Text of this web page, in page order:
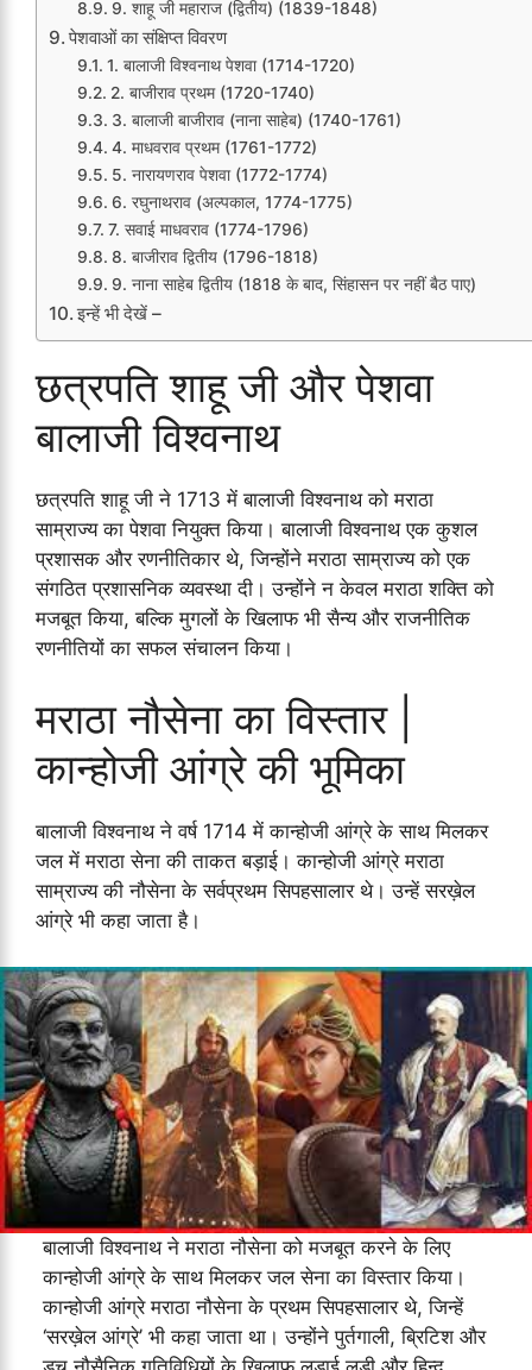
9. शाहू जी महाराज (द्वितीय) (1839-1848)
पेशवाओं का संक्षिप्त विवरण
1. बालाजी विश्वनाथ पेशवा (1714-1720)
2. बाजीराव प्रथम (1720-1740)
3. बालाजी बाजीराव (नाना साहेब) (1740-1761)
4. माधवराव प्रथम (1761-1772)
5. नारायणराव पेशवा (1772-1774)
6. रघुनाथराव (अल्पकाल, 1774-1775)
7. सवाई माधवराव (1774-1796)
8. बाजीराव द्वितीय (1796-1818)
9. नाना साहेब द्वितीय (1818 के बाद, सिंहासन पर नहीं बैठ पाए)
इन्हें भी देखें –
छत्रपति शाहू जी और पेशवा
बालाजी विश्वनाथ
छत्रपति शाहू जी ने 1713 में बालाजी विश्वनाथ को मराठा
साम्राज्य का पेशवा नियुक्त किया। बालाजी विश्वनाथ एक कुशल
प्रशासक और रणनीतिकार थे, जिन्होंने मराठा साम्राज्य को एक
संगठित प्रशासनिक व्यवस्था दी। उन्होंने न केवल मराठा शक्ति को
मजबूत किया, बल्कि मुगलों के खिलाफ भी सैन्य और राजनीतिक
रणनीतियों का सफल संचालन किया।
मराठा नौसेना का विस्तार |
कान्होजी आंग्रे की भूमिका
बालाजी विश्वनाथ ने वर्ष 1714 में कान्होजी आंग्रे के साथ मिलकर
जल में मराठा सेना की ताकत बड़ाई। कान्होजी आंग्रे मराठा
साम्राज्य की नौसेना के सर्वप्रथम सिपहसालार थे। उन्हें सरख़ेल
आंग्रे भी कहा जाता है।
बालाजी विश्वनाथ ने मराठा नौसेना को मजबूत करने के लिए
कान्होजी आंग्रे के साथ मिलकर जल सेना का विस्तार किया।
कान्होजी आंग्रे मराठा नौसेना के प्रथम सिपहसालार थे, जिन्हें
‘सरख़ेल आंग्रे’ भी कहा जाता था। उन्होंने पुर्तगाली, ब्रिटिश और